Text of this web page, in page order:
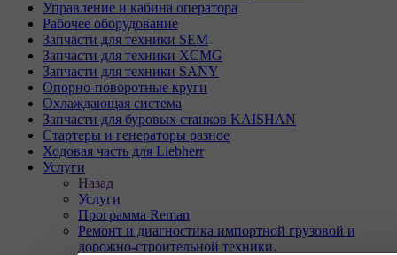
Управление и кабина оператора
Рабочее оборудование
Запчасти для техники SEM
Запчасти для техники XCMG
Запчасти для техники SANY
Опорно-поворотные круги
Охлаждающая система
Запчасти для буровых станков KAISHAN
Стартеры и генераторы разное
Ходовая часть для Liebherr
Услуги
Назад
Услуги
Программа Reman
Ремонт и диагностика импортной грузовой и
дорожно-строительной техники.